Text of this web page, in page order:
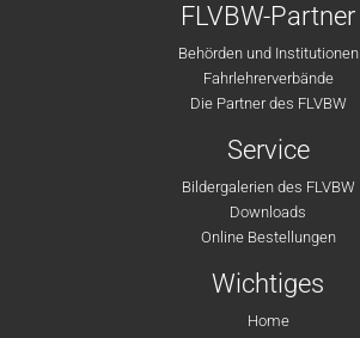
FLVBW-Partner
Behörden und Institutionen
Fahrlehrerverbände
Die Partner des FLVBW
Service
Bildergalerien des FLVBW
Downloads
Online Bestellungen
Wichtiges
Home